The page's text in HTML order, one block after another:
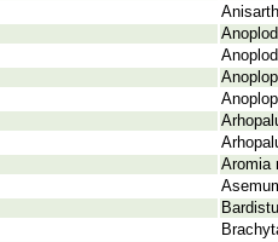
Aromia